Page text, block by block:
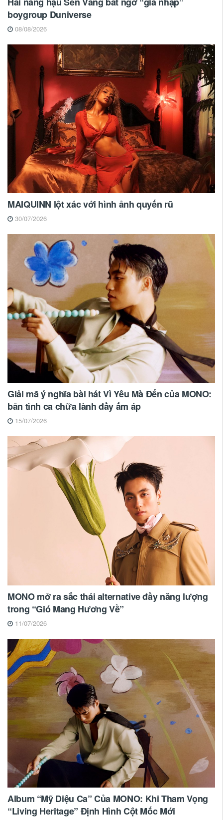
boygroup Duniverse
08/08/2026
MAIQUINN lột xác với hình ảnh quyến rũ
30/07/2026
Giải mã ý nghĩa bài hát Vì Yêu Mà Đến của MONO:
bản tình ca chữa lành đầy ấm áp
15/07/2026
MONO mở ra sắc thái alternative đầy năng lượng
trong “Gió Mang Hương Về”
11/07/2026
Album “Mỹ Diệu Ca” Của MONO: Khi Tham Vọng
“Living Heritage” Định Hình Cột Mốc Mới